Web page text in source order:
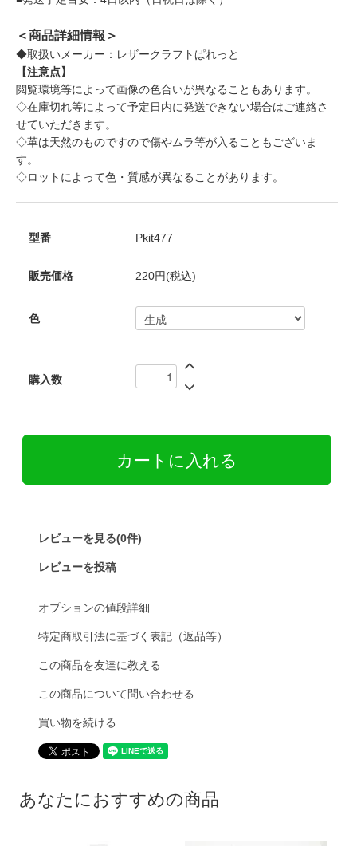
＜商品詳細情報＞
◆取扱いメーカー：レザークラフトぱれっと
【注意点】
閲覧環境等によって画像の色合いが異なることもあります。
◇在庫切れ等によって予定日内に発送できない場合はご連絡さ
せていただきます。
◇革は天然のものですので傷やムラ等が入ることもございま
す。
◇ロットによって色・質感が異なることがあります。
型番 Pkit477
販売価格 220円(税込)
色
購入数
レビューを見る(0件)
レビューを投稿
オプションの値段詳細
特定商取引法に基づく表記（返品等）
この商品を友達に教える
この商品について問い合わせる
買い物を続ける
あなたにおすすめの商品